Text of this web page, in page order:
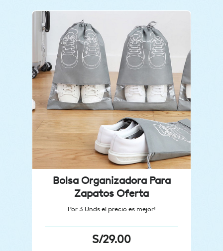
Bolsa Organizadora Para
Zapatos Oferta
Por 3 Unds el precio es mejor!
S/29.00